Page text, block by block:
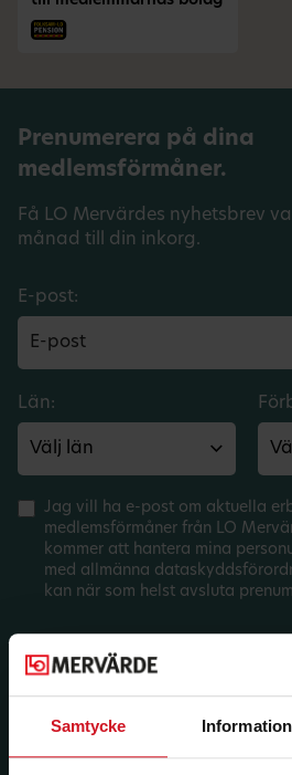
Samtycke Information
Prenumerera på dina
medlemsförmåner.
Få LO Mervärdes nyhetsbrev
månad till din inkorg.
E-post:
Län:
Jag vill ha e-post om aktuella
medlemsförmåner från LO
kommer att hantera mina
med allmänna
kan när som helst avsluta